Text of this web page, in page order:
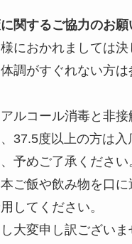
関するご協力のお願
におかれましては決
調がすぐれない方は
ルコール消毒と非
37.5度以上の方は入
予めご了承ください
ご飯や飲み物を口に
してください。
大変申し訳ござい